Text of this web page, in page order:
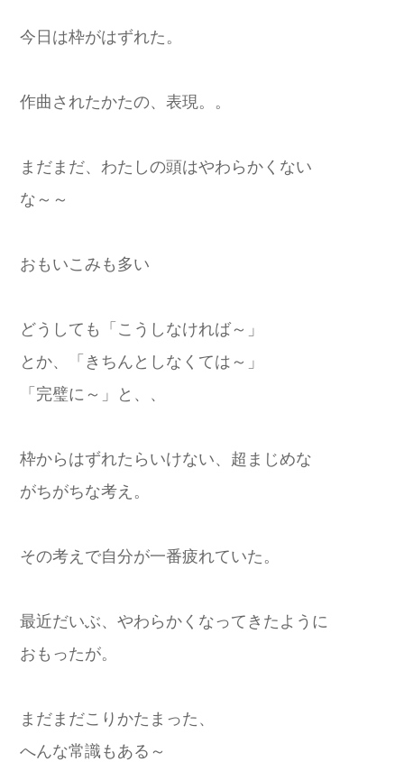
今日は枠がはずれた。
作曲されたかたの、表現。。
まだまだ、わたしの頭はやわらかくない
な～～
おもいこみも多い
どうしても「こうしなければ～」
とか、「きちんとしなくては～」
「完璧に～」と、、
枠からはずれたらいけない、超まじめな
がちがちな考え。
その考えで自分が一番疲れていた。
最近だいぶ、やわらかくなってきたように
おもったが。
まだまだこりかたまった、
へんな常識もある～